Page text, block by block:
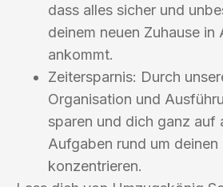
dass alles sicher und
deinem neuen Zuhause in
ankommt.
Zeitersparnis: Durch
Organisation und
sparen und dich ganz auf
Aufgaben rund um deinen
konzentrieren.